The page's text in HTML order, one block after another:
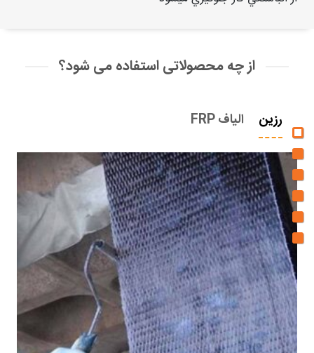
از چه محصولاتی استفاده می شود؟
رزین الیاف FRP